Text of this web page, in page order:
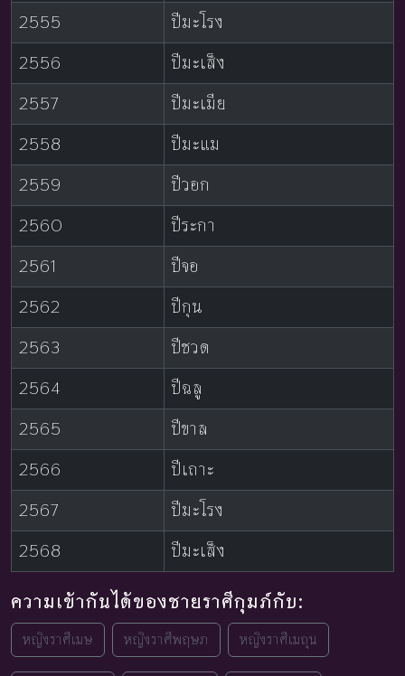
2555
ปีมะโรง
2556
ปีมะเส็ง
2557
ปีมะเมีย
2558
ปีมะแม
2559
ปีวอก
2560
ปีระกา
2561
ปีจอ
2562
ปีกุน
2563
ปีชวด
2564
ปีฉลู
2565
ปีขาล
2566
ปีเถาะ
2567
ปีมะโรง
2568
ปีมะเส็ง
ความเข้ากันได้ของชายราศีกุมภ์กับ:
หญิงราศีเมษ หญิงราศีพฤษภ หญิงราศีเมถุน